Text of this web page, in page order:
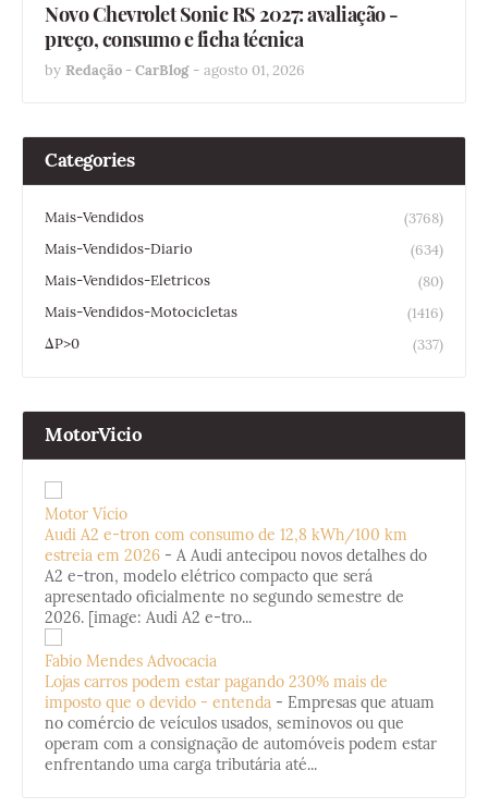
Novo Chevrolet Sonic RS 2027: avaliação -
preço, consumo e ficha técnica
by Redação - CarBlog - agosto 01, 2026
Categories
Mais-Vendidos
(3768)
Mais-Vendidos-Diario
(634)
Mais-Vendidos-Eletricos
(80)
Mais-Vendidos-Motocicletas
(1416)
ΔP>0
(337)
MotorVicio
Motor Vício
Audi A2 e-tron com consumo de 12,8 kWh/100 km
estreia em 2026 - A Audi antecipou novos detalhes do
A2 e-tron, modelo elétrico compacto que será
apresentado oficialmente no segundo semestre de
2026. [image: Audi A2 e-tro...
Fabio Mendes Advocacia
Lojas carros podem estar pagando 230% mais de
imposto que o devido - entenda - Empresas que atuam
no comércio de veículos usados, seminovos ou que
operam com a consignação de automóveis podem estar
enfrentando uma carga tributária até...